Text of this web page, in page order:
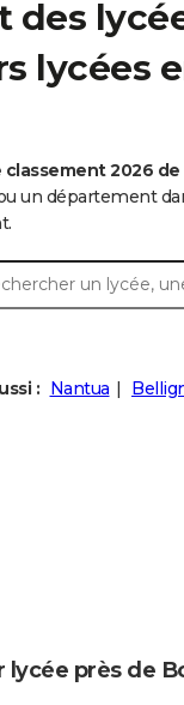
des
lycées
classement 2026
un département
: Nantua
lycée près de